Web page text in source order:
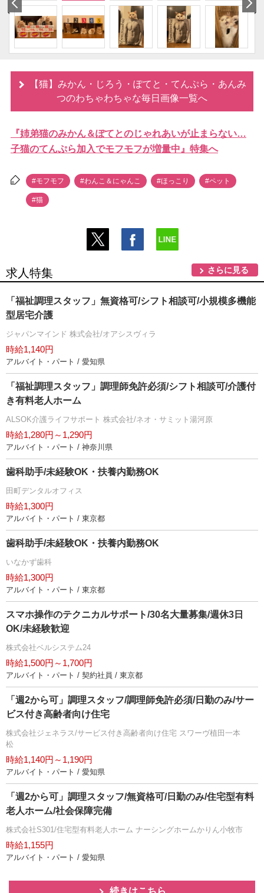
【猫】みかん・じろう・ぽてと・てんぷら・あんみ
つのわちゃわちゃな毎日画像一覧へ
『姉弟猫のみかん＆ぽてとのじゃれあいが止まらない…
子猫のてんぷら加入でモフモフが増量中』特集へ
#モフモフ #わんこ＆にゃんこ #ほっこり #ペット
#猫
求人特集 さらに見る
「福祉調理スタッフ」無資格可/シフト相談可/小規模多機能
型居宅介護
ジャパンマインド 株式会社/オアシスヴィラ
時給1,140円
アルバイト・パート / 愛知県
「福祉調理スタッフ」調理師免許必須/シフト相談可/介護付
き有料老人ホーム
ALSOK介護ライフサポート 株式会社/ネオ・サミット湯河原
時給1,280円～1,290円
アルバイト・パート / 神奈川県
歯科助手/未経験OK・扶養内勤務OK
田町デンタルオフィス
時給1,300円
アルバイト・パート / 東京都
歯科助手/未経験OK・扶養内勤務OK
いなかず歯科
時給1,300円
アルバイト・パート / 東京都
スマホ操作のテクニカルサポート/30名大量募集/週休3日
OK/未経験歓迎
株式会社ベルシステム24
時給1,500円～1,700円
アルバイト・パート / 契約社員 / 東京都
「週2から可」調理スタッフ/調理師免許必須/日勤のみ/サー
ビス付き高齢者向け住宅
株式会社ジェネラス/サービス付き高齢者向け住宅 スワーヴ植田一本
松
時給1,140円～1,190円
アルバイト・パート / 愛知県
「週2から可」調理スタッフ/無資格可/日勤のみ/住宅型有料
老人ホーム/社会保障完備
株式会社S301/住宅型有料老人ホーム ナーシングホームかりん小牧市
時給1,155円
アルバイト・パート / 愛知県